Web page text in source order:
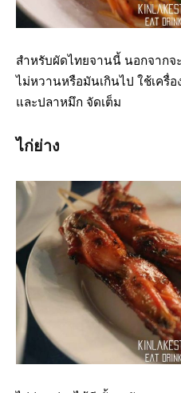
สำหรับผัดไทยจานนี้ นอกจาก
ไม่หวานหรือมันเกินไป ใช้เครื่
และปลาหมึก จัดเต็ม
ไก่ย่าง